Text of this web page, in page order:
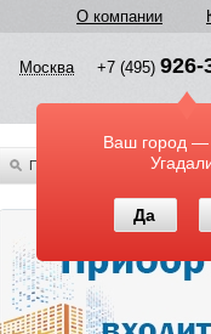
О компании
Москва +7 (495) 926-
Ваш город —
Да
По всему каталогу